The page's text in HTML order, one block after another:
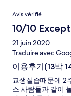
Avis vérifié
10/10
21 juin 2020
Traduire avec
이용후기(13박
교생실습때문에 2
스 사람들과 같이